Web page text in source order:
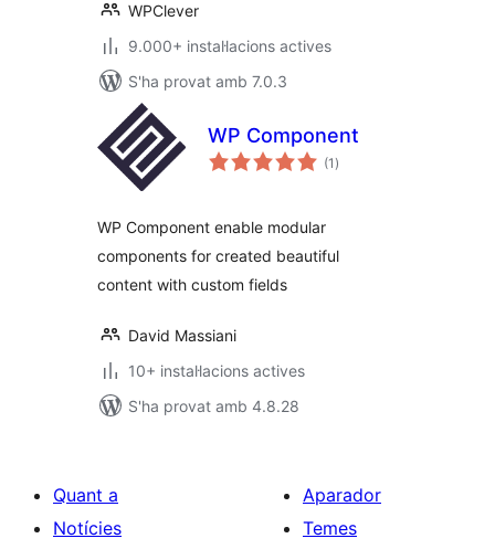
WPClever
9.000+ instal·lacions actives
S'ha provat amb 7.0.3
WP Component
(1 puntuacions
totals
)
WP Component enable modular
components for created beautiful
content with custom fields
David Massiani
10+ instal·lacions actives
S'ha provat amb 4.8.28
Quant a
Notícies
Aparador
Temes